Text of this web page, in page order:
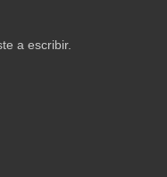
a escribir.